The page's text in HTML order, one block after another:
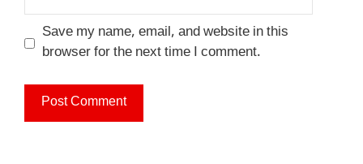
Save my name, email, and website in this
browser for the next time I comment.